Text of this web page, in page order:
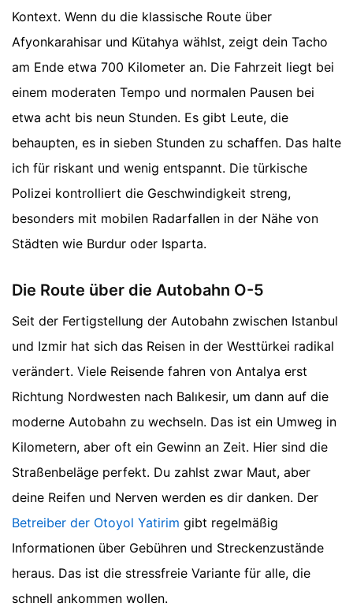
Kontext. Wenn du die klassische Route über
Afyonkarahisar und Kütahya wählst, zeigt dein Tacho
am Ende etwa 700 Kilometer an. Die Fahrzeit liegt bei
einem moderaten Tempo und normalen Pausen bei
etwa acht bis neun Stunden. Es gibt Leute, die
behaupten, es in sieben Stunden zu schaffen. Das halte
ich für riskant und wenig entspannt. Die türkische
Polizei kontrolliert die Geschwindigkeit streng,
besonders mit mobilen Radarfallen in der Nähe von
Städten wie Burdur oder Isparta.
Die Route über die Autobahn O-5
Seit der Fertigstellung der Autobahn zwischen Istanbul
und Izmir hat sich das Reisen in der Westtürkei radikal
verändert. Viele Reisende fahren von Antalya erst
Richtung Nordwesten nach Balıkesir, um dann auf die
moderne Autobahn zu wechseln. Das ist ein Umweg in
Kilometern, aber oft ein Gewinn an Zeit. Hier sind die
Straßenbeläge perfekt. Du zahlst zwar Maut, aber
deine Reifen und Nerven werden es dir danken. Der
Betreiber der Otoyol Yatirim gibt regelmäßig
Informationen über Gebühren und Streckenzustände
heraus. Das ist die stressfreie Variante für alle, die
schnell ankommen wollen.